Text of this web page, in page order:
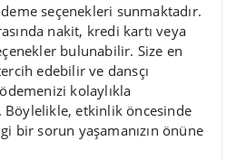
seçenekleri sunmaktadır.
nakit, kredi kartı veya
bulunabilir. Size en
edebilir ve dansçı
kolaylıkla
etkinlik öncesinde
bir sorun yaşamanızın önüne